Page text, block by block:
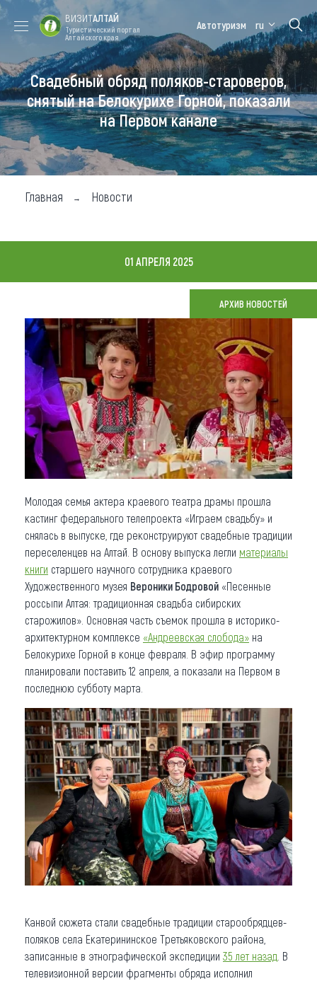
Форум VISIT
ALTAI
Цветение
маральника
Медицинский
форум
Алтайская
зимовка
Туры
Где побывать
Чем заняться
Карта
Что привезти (сувениры)
О регионе
Коллекция впечатлений
Другие рубрики
ВИЗИТАЛТАЙ
Туристический портал
Алтайского края
Автотуризм ru
Свадебный обряд поляков-староверов,
снятый на Белокурихе Горной, показали
на Первом канале
Главная Новости
01 АПРЕЛЯ 2025
АРХИВ НОВОСТЕЙ
Молодая семья актера краевого театра драмы прошла
кастинг федерального телепроекта «Играем свадьбу» и
снялась в выпуске, где реконструируют свадебные традиции
переселенцев на Алтай. В основу выпуска легли материалы
книги старшего научного сотрудника краевого
Художественного музея Вероники Бодровой «Песенные
россыпи Алтая: традиционная свадьба сибирских
старожилов». Основная часть съемок прошла в историко-
архитектурном комплексе «Андреевская слобода» на
Белокурихе Горной в конце февраля. В эфир программу
планировали поставить 12 апреля, а показали на Первом в
последнюю субботу марта.
Канвой сюжета стали свадебные традиции старообрядцев-
поляков села Екатерининское Третьяковского района,
записанные в этнографической экспедиции 35 лет назад . В
телевизионной версии фрагменты обряда исполнил